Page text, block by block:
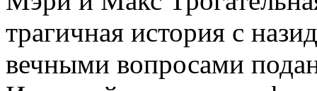
трагичная история с
вечными вопросами